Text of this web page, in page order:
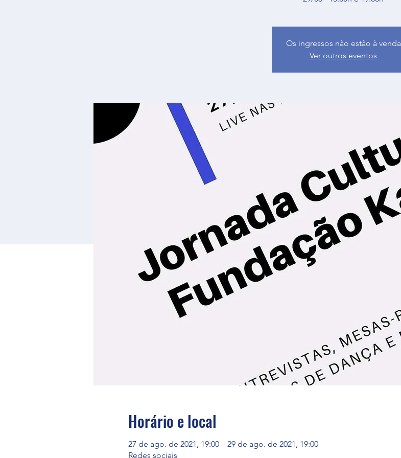
Os ingressos não estão à venda
Ver outros eventos
Horário e local
27 de ago. de 2021, 19:00 – 29 de ago. de 2021, 19:00
Redes sociais